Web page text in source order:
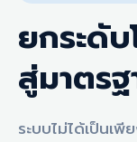
ยกระดับ
สู่มาตร
ระบบไม่ได้เป็นเ